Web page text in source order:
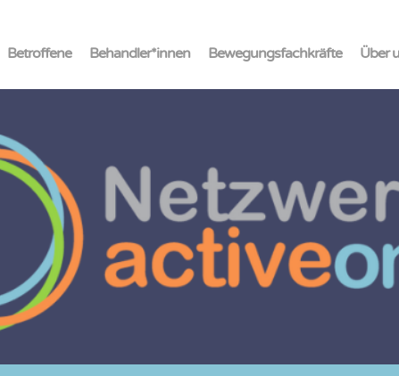
Betroffene Behandler*innen Bewegungsfachkräfte Über